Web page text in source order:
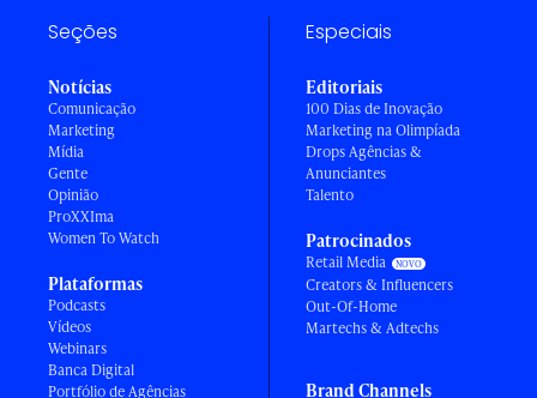
Seções
Notícias
Comunicação
Marketing
Mídia
Gente
Opinião
ProXXIma
Women To Watch
Plataformas
Podcasts
Vídeos
Webinars
Banca Digital
Portfólio de Agências
Especiais
Editoriais
100 Dias de Inovação
Marketing na Olimpíada
Drops Agências &
Anunciantes
Talento
Patrocinados
Retail Media
Creators & Influencers
Out-Of-Home
Martechs & Adtechs
Brand Channels